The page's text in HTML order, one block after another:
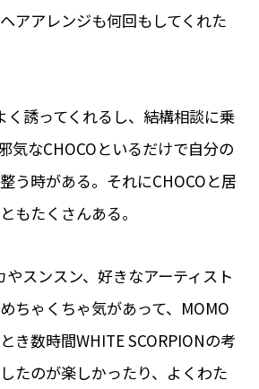
アアレンジも何回もしてくれた
く誘ってくれるし、結構相談に乗
気なCHOCOといるだけで自分の
う時がある。それにCHOCOと居
もたくさんある。
やスンスン、好きなアーティスト
ちゃくちゃ気があって、MOMO
き数時間WHITE SCORPIONの考
たのが楽しかったり、よくわた